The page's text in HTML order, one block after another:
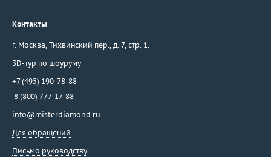
Контакты
г. Москва Тихвинский пер., д. 7, стр. 1.
3D-тур по шоуруму
+7 (495) 190-78-88
8 (800) 777-17-88
info@misterdiamond.ru
Для обращений
Письмо руководству